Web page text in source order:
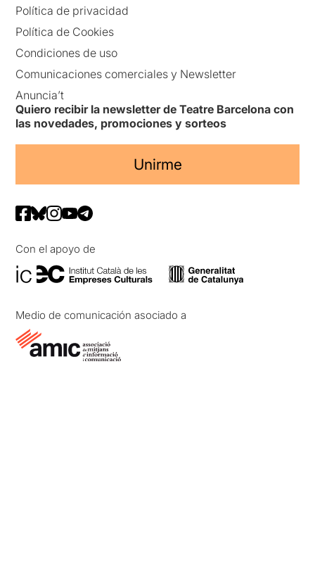
Política de privacidad
Política de Cookies
Condiciones de uso
Comunicaciones comerciales y Newsletter
Anuncia’t
Quiero recibir la newsletter de Teatre Barcelona con
las novedades, promociones y sorteos
Unirme
Con el apoyo de
Medio de comunicación asociado a